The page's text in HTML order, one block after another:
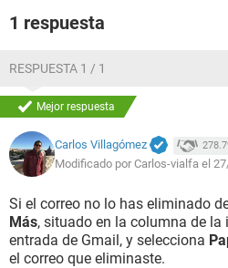
1 respuesta
RESPUESTA 1 / 1
Mejor respuesta
Carlos Villagómez
Modificado por Carlos-vialfa el
Si el correo no lo has eliminado
Más, situado en la columna de
entrada de Gmail, y selecciona
el correo que eliminaste.